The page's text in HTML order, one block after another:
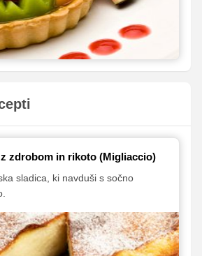
zdrobom in rikoto (Migliaccio)
sladica, ki navduši s sočno